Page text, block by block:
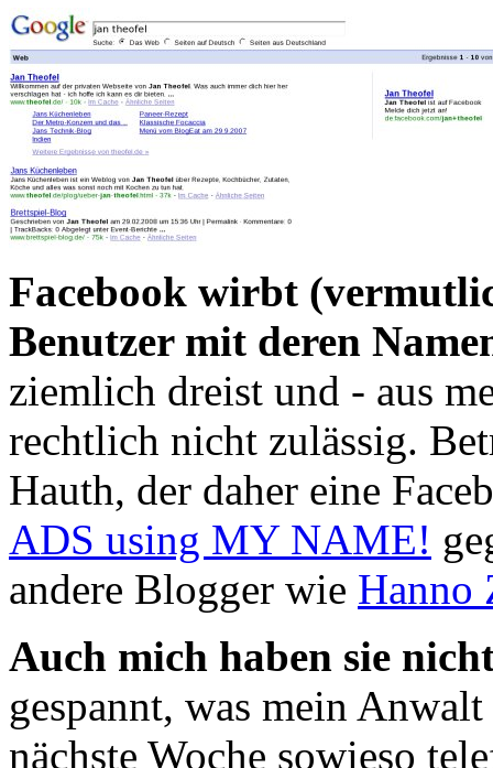
Facebook wirbt
Benutzer mit deren
ziemlich dreist und - aus
rechtlich nicht zulässig.
Hauth, der daher eine
ADS using MY NAME!
andere Blogger wie Hanno
Auch mich haben sie
gespannt, was mein
nächste Woche sowieso